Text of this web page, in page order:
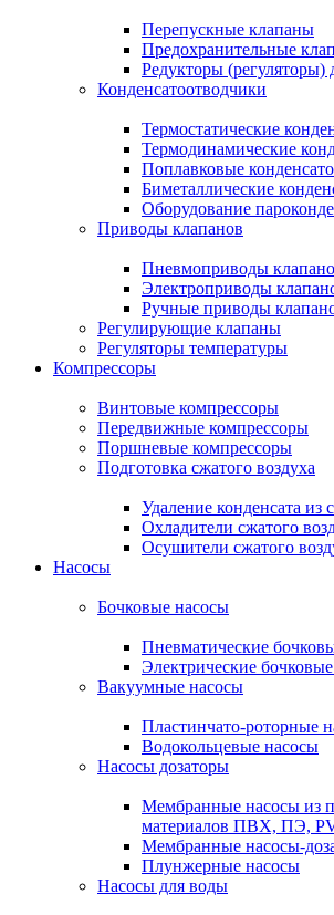
Перепускные клапаны
Предохранительные
Редукторы (регуляторы)
Конденсатоотводчики
Термостатические
Термодинамические
Поплавковые
Биметаллические
Оборудование
Приводы клапанов
Пневмоприводы
Электроприводы
Ручные приводы
Регулирующие клапаны
Регуляторы температуры
Компрессоры
Винтовые компрессоры
Передвижные компрессоры
Поршневые компрессоры
Подготовка сжатого воздуха
Удаление конденсата из
Охладители сжатого
Осушители сжатого
Насосы
Бочковые насосы
Пневматические
Электрические
Вакуумные насосы
Пластинчато-роторные
Водокольцевые насосы
Насосы дозаторы
Мембранные насосы из
материалов ПВХ, ПЭ,
Мембранные насосы-
Плунжерные насосы
Насосы для воды